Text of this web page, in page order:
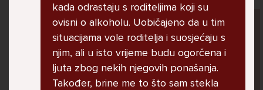
Pitaj Stručnjaka
STRUCNJAK
kada odrastaju s roditeljima koji su
ovisni o alkoholu. Uobičajeno da u tim
situacijama vole roditelja i suosjećaju s
njim, ali u isto vrijeme budu ogorčena i
ljuta zbog nekih njegovih ponašanja.
Također, brine me to što sam stekla